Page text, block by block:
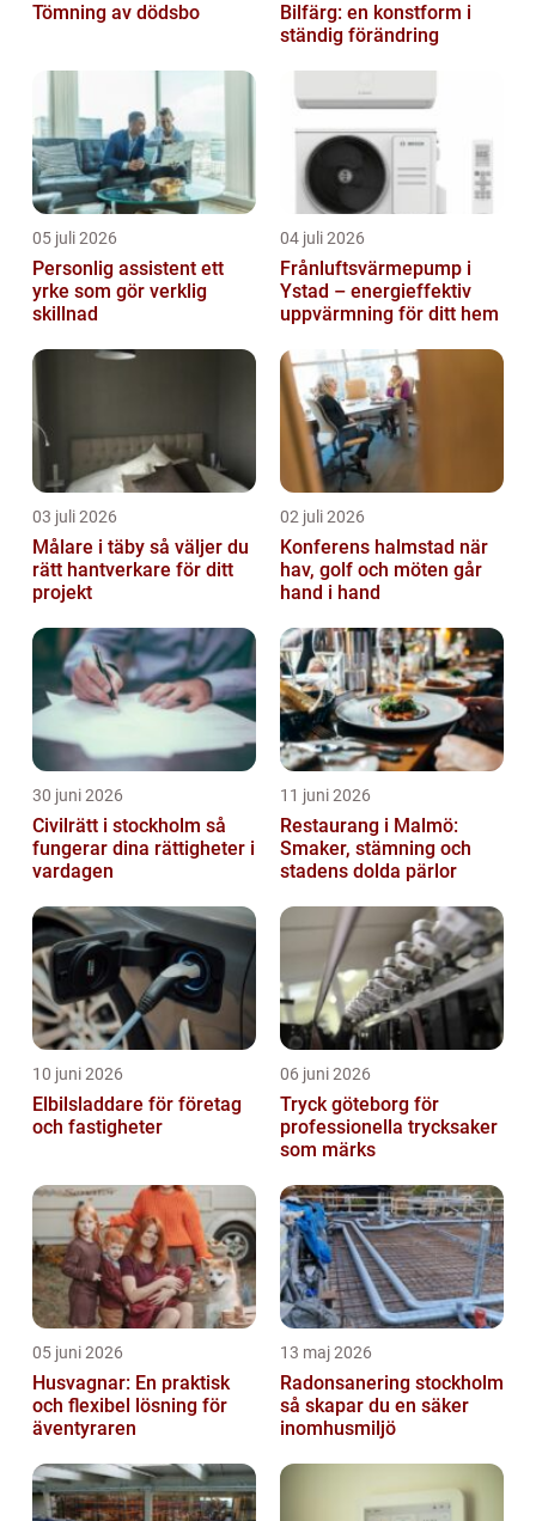
Tömning av dödsbo
Bilfärg: en konstform i
ständig förändring
05 juli 2026
Personlig assistent ett
yrke som gör verklig
skillnad
04 juli 2026
Frånluftsvärmepump i
Ystad – energieffektiv
uppvärmning för ditt hem
03 juli 2026
Målare i täby så väljer du
rätt hantverkare för ditt
projekt
02 juli 2026
Konferens halmstad när
hav, golf och möten går
hand i hand
30 juni 2026
Civilrätt i stockholm så
fungerar dina rättigheter i
vardagen
11 juni 2026
Restaurang i Malmö:
Smaker, stämning och
stadens dolda pärlor
10 juni 2026
Elbilsladdare för företag
och fastigheter
06 juni 2026
Tryck göteborg för
professionella trycksaker
som märks
05 juni 2026
Husvagnar: En praktisk
och flexibel lösning för
äventyraren
13 maj 2026
Radonsanering stockholm
så skapar du en säker
inomhusmiljö